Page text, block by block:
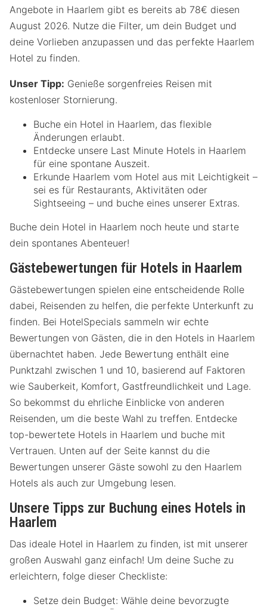
Angebote in Haarlem gibt es bereits ab 78€ diesen
August 2026. Nutze die Filter, um dein Budget und
deine Vorlieben anzupassen und das perfekte Haarlem
Hotel zu finden.
Unser Tipp: Genieße sorgenfreies Reisen mit
kostenloser Stornierung.
Buche ein Hotel in Haarlem, das flexible
Änderungen erlaubt.
Entdecke unsere Last Minute Hotels in Haarlem
für eine spontane Auszeit.
Erkunde Haarlem vom Hotel aus mit Leichtigkeit –
sei es für Restaurants, Aktivitäten oder
Sightseeing – und buche eines unserer Extras.
Buche dein Hotel in Haarlem noch heute und starte
dein spontanes Abenteuer!
Gästebewertungen für Hotels in Haarlem
Gästebewertungen spielen eine entscheidende Rolle
dabei, Reisenden zu helfen, die perfekte Unterkunft zu
finden. Bei HotelSpecials sammeln wir echte
Bewertungen von Gästen, die in den Hotels in Haarlem
übernachtet haben. Jede Bewertung enthält eine
Punktzahl zwischen 1 und 10, basierend auf Faktoren
wie Sauberkeit, Komfort, Gastfreundlichkeit und Lage.
So bekommst du ehrliche Einblicke von anderen
Reisenden, um die beste Wahl zu treffen. Entdecke
top-bewertete Hotels in Haarlem und buche mit
Vertrauen. Unten auf der Seite kannst du die
Bewertungen unserer Gäste sowohl zu den Haarlem
Hotels als auch zur Umgebung lesen.
Unsere Tipps zur Buchung eines Hotels in
Haarlem
Das ideale Hotel in Haarlem zu finden, ist mit unserer
großen Auswahl ganz einfach! Um deine Suche zu
erleichtern, folge dieser Checkliste:
Setze dein Budget: Wähle deine bevorzugte